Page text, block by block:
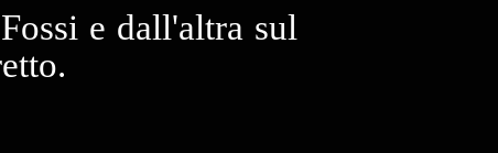
e dall'altra sul